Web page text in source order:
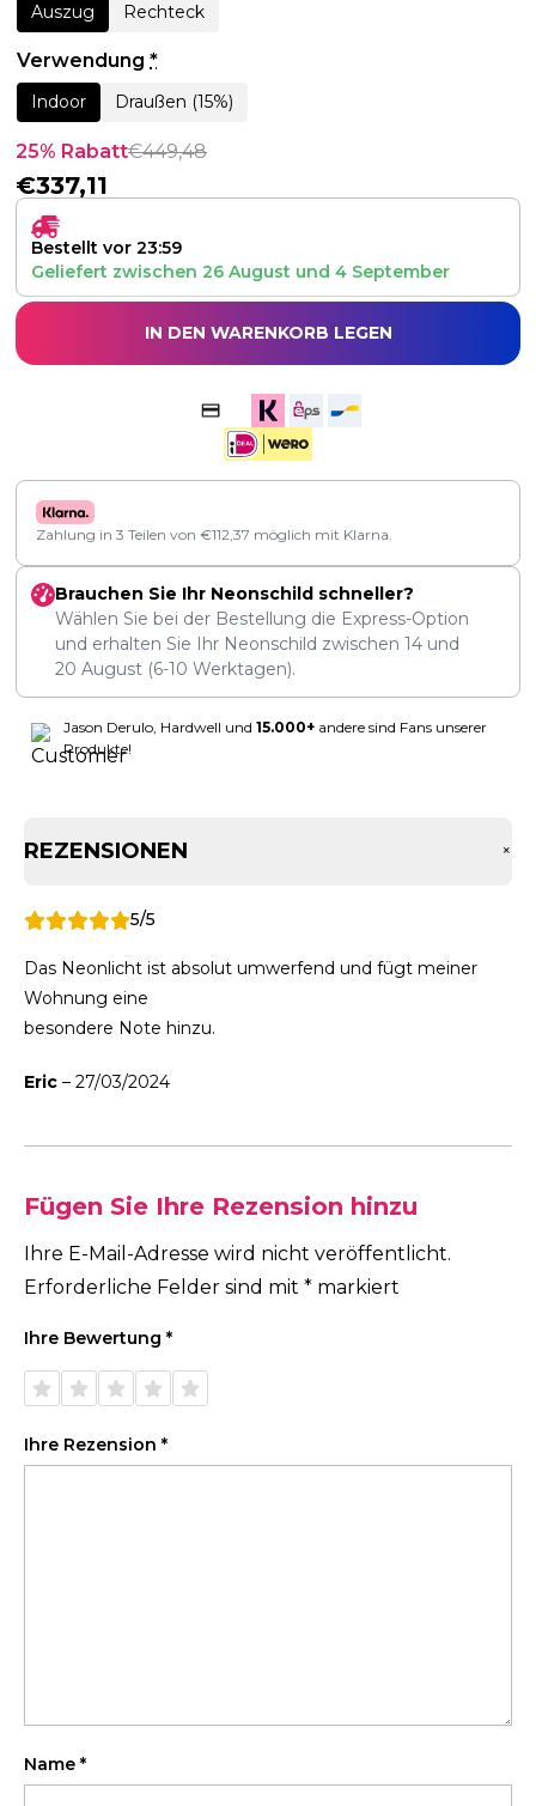
Auszug Rechteck
Verwendung *
Indoor Draußen (15%)
25% Rabatt€449,48
€337,11
Bestellt vor 23:59
Geliefert zwischen 26 August und 4 September
IN DEN WARENKORB LEGEN
Zahlung in 3 Teilen von €112,37 möglich mit Klarna.
Brauchen Sie Ihr Neonschild schneller?
Wählen Sie bei der Bestellung die Express-Option
und erhalten Sie Ihr Neonschild zwischen 14 und
20 August (6-10 Werktagen).
Jason Derulo, Hardwell und 15.000+ andere sind Fans unserer
Produkte!
REZENSIONEN +
5/5
Das Neonlicht ist absolut umwerfend und fügt meiner
Wohnung eine
besondere Note hinzu.
Eric – 27/03/2024
Fügen Sie Ihre Rezension hinzu
Ihre E-Mail-Adresse wird nicht veröffentlicht.
Erforderliche Felder sind mit * markiert
Ihre Bewertung *
1 von
5 Sternen
2 von
5 Sternen
3 von
5 Sternen
4 von
5 Sternen
5 von
5 Sternen
Ihre Rezension *
Name *